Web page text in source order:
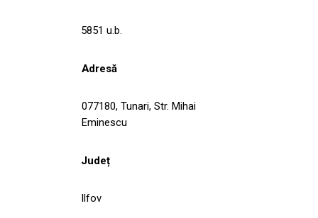
5851 u.b.
Adresă
077180, Tunari, Str. Mihai
Eminescu
Județ
Ilfov